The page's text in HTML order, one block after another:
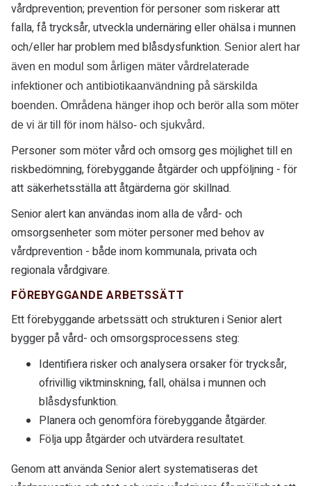
vårdprevention; prevention för personer som riskerar att
falla, få trycksår, utveckla undernäring eller ohälsa i munnen
och/eller har problem med blåsdysfunktion. Senior alert har
även en modul som årligen mäter vårdrelaterade
infektioner och antibiotikaanvändning på särskilda
boenden. Områdena hänger ihop och berör alla som möter
de vi är till för inom hälso- och sjukvård.
Personer som möter vård och omsorg ges möjlighet till en
riskbedömning, förebyggande åtgärder och uppföljning - för
att säkerhetsställa att åtgärderna gör skillnad.
Senior alert kan användas inom alla de vård- och
omsorgsenheter som möter personer med behov av
vårdprevention - både inom kommunala, privata och
regionala vårdgivare.
FÖREBYGGANDE ARBETSSÄTT
Ett förebyggande arbetssätt och strukturen i Senior alert
bygger på vård- och omsorgsprocessens steg:
Identifiera risker och analysera orsaker för trycksår,
ofrivillig viktminskning, fall, ohälsa i munnen och
blåsdysfunktion.
Planera och genomföra förebyggande åtgärder.
Följa upp åtgärder och utvärdera resultatet.
Genom att använda Senior alert systematiseras det